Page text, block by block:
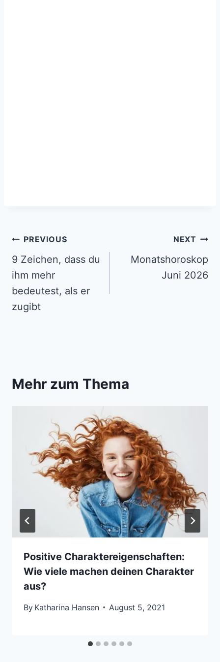
Post
navigation
PREVIOUS
9 Zeichen, dass du
ihm mehr
bedeutest, als er
zugibt
NEXT
Monatshoroskop
Juni 2026
Mehr zum Thema
Positive Charaktereigenschaften:
Wie viele machen deinen Charakter
aus?
By Katharina Hansen August 5, 2021